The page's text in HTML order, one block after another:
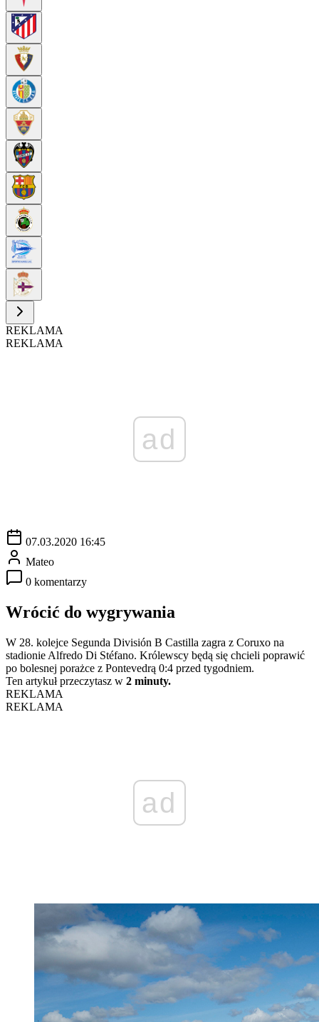
REKLAMA
REKLAMA
ad
07.03.2020 16:45
Mateo
0 komentarzy
Wrócić do wygrywania
W 28. kolejce Segunda División B Castilla zagra z Coruxo na
stadionie Alfredo Di Stéfano. Królewscy będą się chcieli poprawić
po bolesnej porażce z Pontevedrą 0:4 przed tygodniem.
Ten artykuł przeczytasz w 2 minuty.
REKLAMA
REKLAMA
ad